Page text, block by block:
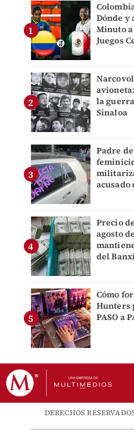
Dónde y
Minuto
Juegos
la
Sinaloa
Padre
Precio
agosto
del
Cómo
Hunters
PASO a
DERECHOS